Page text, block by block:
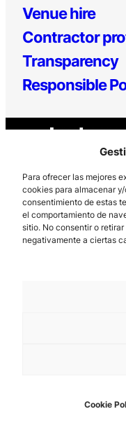
Para ofrecer las mejores
cookies para almacenar
consentimiento de estas
el comportamiento de
sitio. No consentir o
negativamente a ciertas
Cookie
Venue hire
Contractor
Transparency
Responsible
Los Prados, 121 –
985 185 577 –